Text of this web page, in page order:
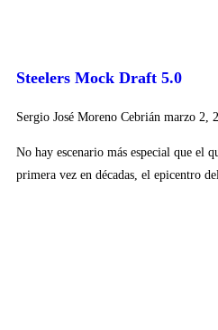
Steelers Mock Draft 5.0
Sergio José Moreno Cebrián marzo 2,
No hay escenario más especial que el
primera vez en décadas, el epicentro